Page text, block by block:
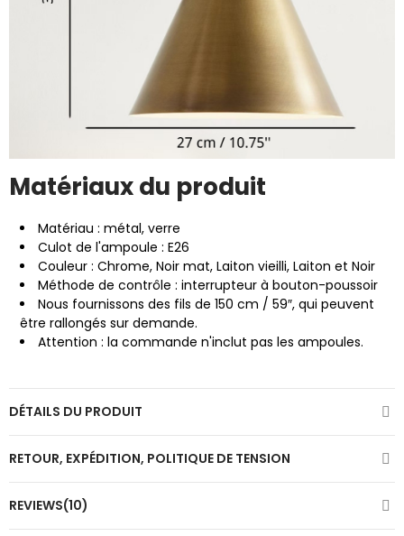
Matériaux du produit
Matériau : métal, verre
Culot de l'ampoule : E26
Couleur : Chrome, Noir mat, Laiton vieilli, Laiton et Noir
Méthode de contrôle : interrupteur à bouton-poussoir
Nous fournissons des fils de 150 cm / 59″, qui peuvent
être rallongés sur demande.
Attention : la commande n'inclut pas les ampoules.
DÉTAILS DU PRODUIT
RETOUR, EXPÉDITION, POLITIQUE DE TENSION
REVIEWS(10)